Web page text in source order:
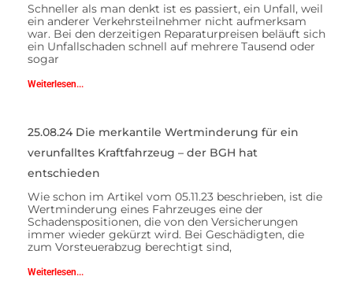
Schneller als man denkt ist es passiert, ein Unfall, weil
ein anderer Verkehrsteilnehmer nicht aufmerksam
war. Bei den derzeitigen Reparaturpreisen beläuft sich
ein Unfallschaden schnell auf mehrere Tausend oder
sogar
Weiterlesen...
25.08.24 Die merkantile Wertminderung für ein
verunfalltes Kraftfahrzeug – der BGH hat
entschieden
Wie schon im Artikel vom 05.11.23 beschrieben, ist die
Wertminderung eines Fahrzeuges eine der
Schadenspositionen, die von den Versicherungen
immer wieder gekürzt wird. Bei Geschädigten, die
zum Vorsteuerabzug berechtigt sind,
Weiterlesen...